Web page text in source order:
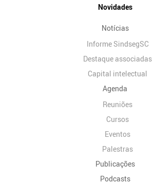
Novidades
Notícias
Informe SindsegSC
Destaque associadas
Capital intelectual
Agenda
Reuniões
Cursos
Eventos
Palestras
Publicações
Podcasts